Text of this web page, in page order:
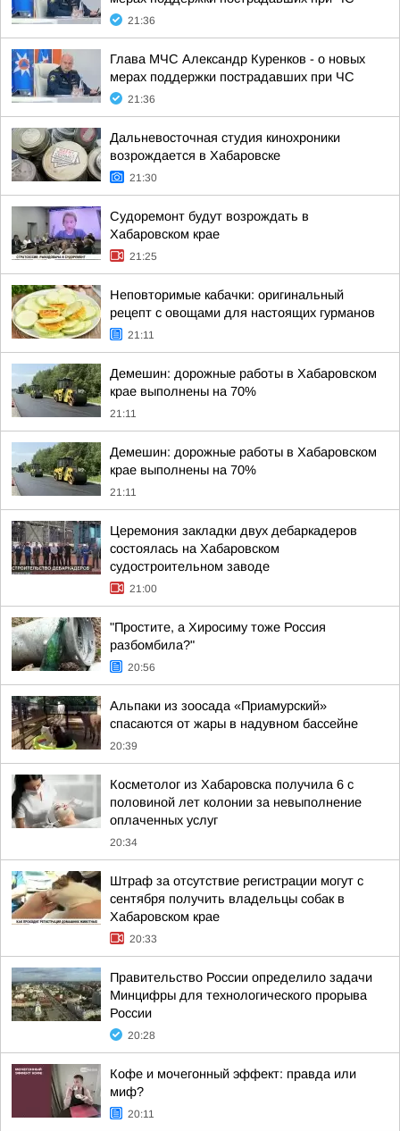
21:36
Глава МЧС Александр Куренков - о новых
мерах поддержки пострадавших при ЧС
21:36
Дальневосточная студия кинохроники
возрождается в Хабаровске
21:30
Судоремонт будут возрождать в
Хабаровском крае
21:25
Неповторимые кабачки: оригинальный
рецепт с овощами для настоящих гурманов
21:11
Демешин: дорожные работы в Хабаровском
крае выполнены на 70%
21:11
Демешин: дорожные работы в Хабаровском
крае выполнены на 70%
21:11
Церемония закладки двух дебаркадеров
состоялась на Хабаровском
судостроительном заводе
21:00
"Простите, а Хиросиму тоже Россия
разбомбила?"
20:56
Альпаки из зоосада «Приамурский»
спасаются от жары в надувном бассейне
20:39
Косметолог из Хабаровска получила 6 с
половиной лет колонии за невыполнение
оплаченных услуг
20:34
Штраф за отсутствие регистрации могут с
сентября получить владельцы собак в
Хабаровском крае
20:33
Правительство России определило задачи
Минцифры для технологического прорыва
России
20:28
Кофе и мочегонный эффект: правда или
миф?
20:11